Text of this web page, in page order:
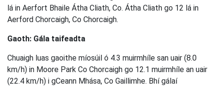
lá in Aerfort Bhaile Átha Cliath, Co. Átha Cliath go 12 lá in
Aerford Chorcaigh, Co Chorcaigh.
Gaoth: Gála taifeadta
Chuaigh luas gaoithe míosúil ó 4.3 muirmhíle san uair (8.0
km/h) in Moore Park Co Chorcaigh go 12.1 muirmhíle an uair
(22.4 km/h) i gCeann Mhása, Co Gaillimhe. Bhí gálaí